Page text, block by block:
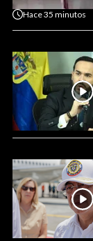
Hace35 minutos